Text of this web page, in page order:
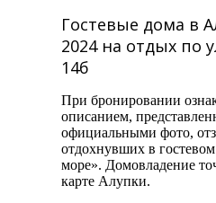
Гостевые дома в
2024 на отдых по
14б
При бронировании
описанием,
официальными фото,
отдохнувших в
море». Домовладение
карте Алупки.